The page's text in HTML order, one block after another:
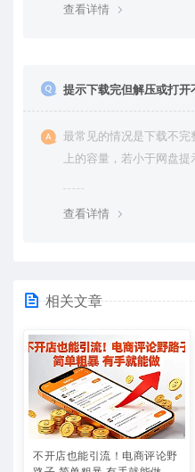
查看详情
提示下载完但解压或打开
最常见的情况是下载不
上的容量，若小于网盘
查看详情
相关文章
不开店也能引流！电商评论野